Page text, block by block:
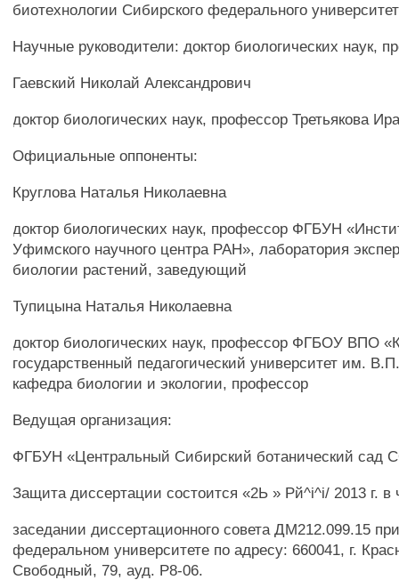
биотехнологии Сибирского федерального
Научные руководители: доктор биологических наук,
Гаевский Николай Александрович
доктор биологических наук, профессор Третьякова
Официальные оппоненты:
Круглова Наталья Николаевна
доктор биологических наук, профессор ФГБУН
Уфимского научного центра РАН», лаборатория
биологии растений, заведующий
Тупицына Наталья Николаевна
доктор биологических наук, профессор ФГБОУ ВПО
государственный педагогический университет им.
кафедра биологии и экологии, профессор
Ведущая организация:
ФГБУН «Центральный Сибирский ботанический сад
Защита диссертации состоится «2Ь » Рй^і^і/ 2013 г. в
заседании диссертационного совета ДМ212.099.15
федеральном университете по адресу: 660041, г.
Свободный, 79, ауд. Р8-06.